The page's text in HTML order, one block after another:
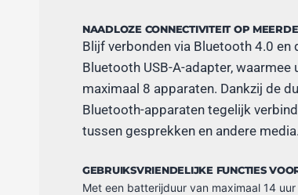
NAADLOZE CONNECTIVITEIT OP
Blijf verbonden via Bluetooth 4.0 en
Bluetooth USB-A-adapter,
maximaal 8 apparaten. Dankzij de
Bluetooth-apparaten tegelijk
tussen gesprekken en andere media.
GEBRUIKSVRIENDELIJKE FUNCTIES
Met een batterijduur van maximaal 14